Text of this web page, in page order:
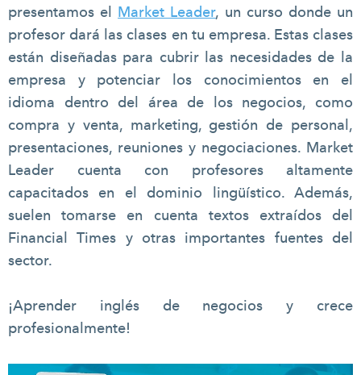
presentamos el
Market Leader, un curso donde un
profesor dará las clases en tu empresa. Estas clases
están diseñadas para cubrir las necesidades de la
empresa y potenciar los conocimientos en el
idioma dentro del área de los negocios, como
compra y venta, marketing, gestión de personal,
presentaciones, reuniones y negociaciones. Market
Leader cuenta con profesores altamente
capacitados en el dominio lingüístico. Además,
suelen tomarse en cuenta textos extraídos del
Financial Times y otras importantes fuentes del
sector.
¡Aprender inglés de negocios y crece
profesionalmente!